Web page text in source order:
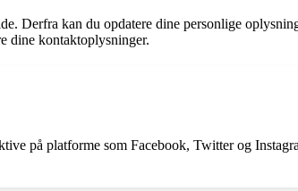
kan du opdatere dine personlige
dine kontaktoplysninger.
på platforme som Facebook, Twitter og